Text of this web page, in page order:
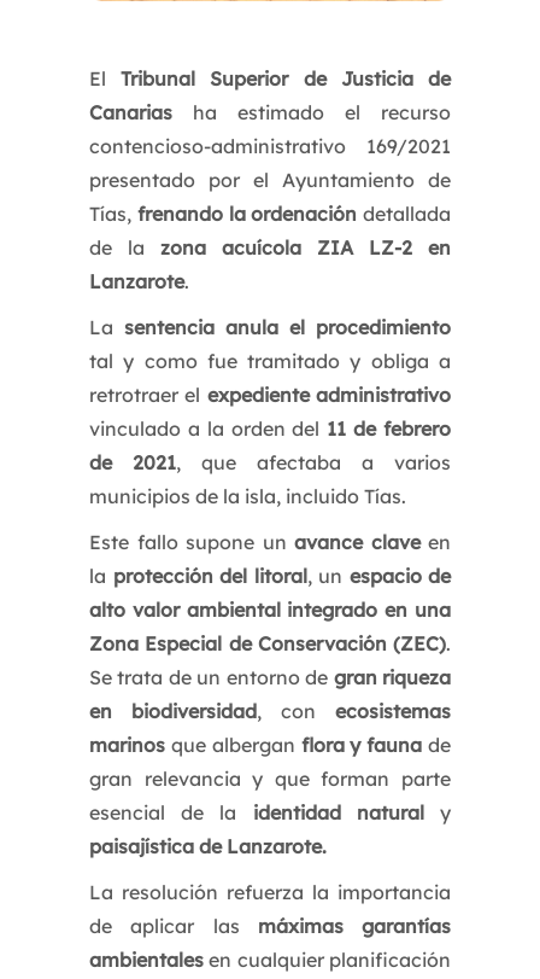
ElTribunal Superior de Justicia de
Canarias ha estimado el recurso
contencioso-administrativo 169/2021
presentado por el Ayuntamiento de
Tías, frenando la ordenación detallada
de la zona acuícola ZIA LZ-2 en
Lanzarote.
La sentencia anula el procedimiento
tal y como fue tramitado y obliga a
retrotraer el expediente administrativo
vinculado a la orden del 11 de febrero
de 2021, que afectaba a varios
municipios de la isla, incluido Tías.
Este fallo supone un avance claveen
la protección del litoral, un espacio de
alto valor ambiental integrado en una
Zona Especial de Conservación (ZEC).
Se trata de un entorno de gran riqueza
en biodiversidad, con ecosistemas
marinos que albergan flora y faunade
gran relevancia y que forman parte
esencial de la identidad naturaly
paisajística de Lanzarote.
La resolución refuerza la importancia
de aplicar las máximas garantías
ambientales en cualquier planificación